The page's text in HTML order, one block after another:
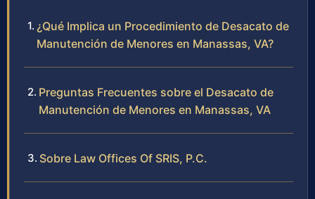
¿Qué Implica un Procedimiento de Desacato de
Manutención de Menores en Manassas, VA?
Preguntas Frecuentes sobre el Desacato de
Manutención de Menores en Manassas, VA
Sobre Law Offices Of SRIS, P.C.